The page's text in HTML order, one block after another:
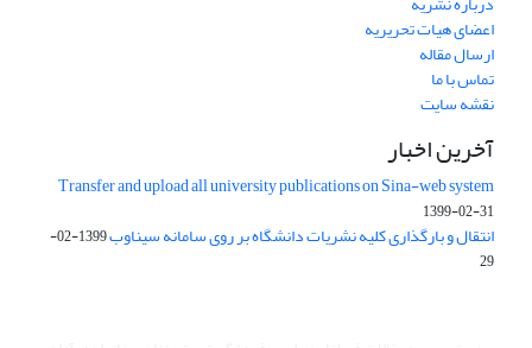
اعضای هیات تحریریه
ارسال مقاله
تماس با ما
نقشه سایت
آخرین اخبار
Transfer and upload all university publications on Sina-web system
1399-02-31
انتقال و بارگذاری کلیه نشریات دانشگاه بر روی سامانه سیناوب
1399-02-
29